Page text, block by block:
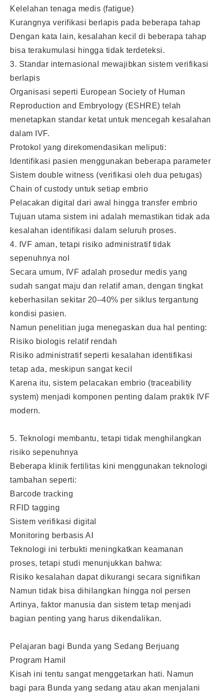
Kelelahan tenaga medis (fatigue)
Kurangnya verifikasi berlapis pada beberapa tahap
Dengan kata lain, kesalahan kecil di beberapa tahap
bisa terakumulasi hingga tidak terdeteksi.
3. Standar internasional mewajibkan sistem verifikasi
berlapis
Organisasi seperti European Society of Human
Reproduction and Embryology (ESHRE) telah
menetapkan standar ketat untuk mencegah kesalahan
dalam IVF.
Protokol yang direkomendasikan meliputi:
Identifikasi pasien menggunakan beberapa parameter
Sistem double witness (verifikasi oleh dua petugas)
Chain of custody untuk setiap embrio
Pelacakan digital dari awal hingga transfer embrio
Tujuan utama sistem ini adalah memastikan tidak ada
kesalahan identifikasi dalam seluruh proses.
4. IVF aman, tetapi risiko administratif tidak
sepenuhnya nol
Secara umum, IVF adalah prosedur medis yang
sudah sangat maju dan relatif aman, dengan tingkat
keberhasilan sekitar 20–40% per siklus tergantung
kondisi pasien.
Namun penelitian juga menegaskan dua hal penting:
Risiko biologis relatif rendah
Risiko administratif seperti kesalahan identifikasi
tetap ada, meskipun sangat kecil
Karena itu, sistem pelacakan embrio (traceability
system) menjadi komponen penting dalam praktik IVF
modern.
5. Teknologi membantu, tetapi tidak menghilangkan
risiko sepenuhnya
Beberapa klinik fertilitas kini menggunakan teknologi
tambahan seperti:
Barcode tracking
RFID tagging
Sistem verifikasi digital
Monitoring berbasis AI
Teknologi ini terbukti meningkatkan keamanan
proses, tetapi studi menunjukkan bahwa:
Risiko kesalahan dapat dikurangi secara signifikan
Namun tidak bisa dihilangkan hingga nol persen
Artinya, faktor manusia dan sistem tetap menjadi
bagian penting yang harus dikendalikan.
Pelajaran bagi Bunda yang Sedang Berjuang
Program Hamil
Kisah ini tentu sangat menggetarkan hati. Namun
bagi para Bunda yang sedang atau akan menjalani